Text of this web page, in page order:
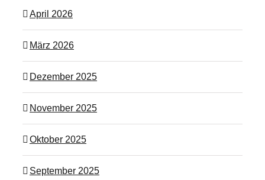
April 2026
März 2026
Dezember 2025
November 2025
Oktober 2025
September 2025